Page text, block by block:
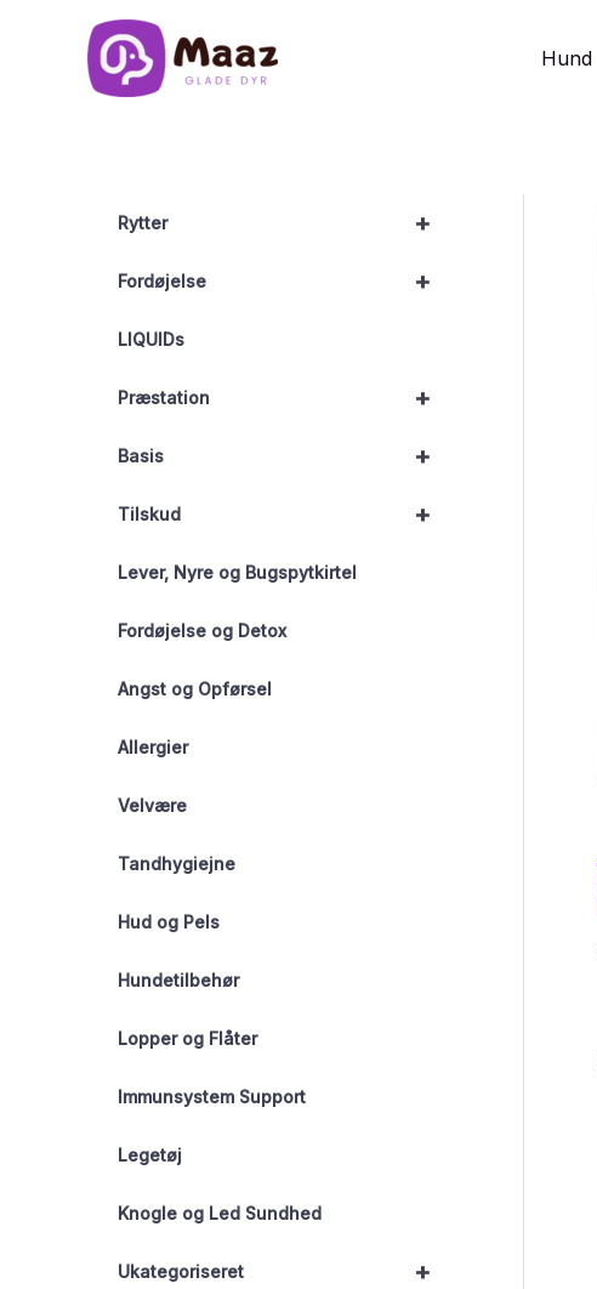
Hund
+
Rytter
+
Fordøjelse
LIQUIDs
+
Præstation
+
Basis
+
Tilskud
Lever, Nyre og Bugspytkirtel
Fordøjelse og Detox
Angst og Opførsel
Allergier
Velvære
Tandhygiejne
Hud og Pels
Hundetilbehør
Lopper og Flåter
Immunsystem Support
Legetøj
Knogle og Led Sundhed
+
Ukategoriseret